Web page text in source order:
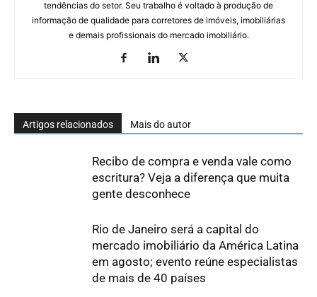
tendências do setor. Seu trabalho é voltado à produção de
informação de qualidade para corretores de imóveis, imobiliárias
e demais profissionais do mercado imobiliário.
Artigos relacionados Mais do autor
Recibo de compra e venda vale como
escritura? Veja a diferença que muita
gente desconhece
Rio de Janeiro será a capital do
mercado imobiliário da América Latina
em agosto; evento reúne especialistas
de mais de 40 países